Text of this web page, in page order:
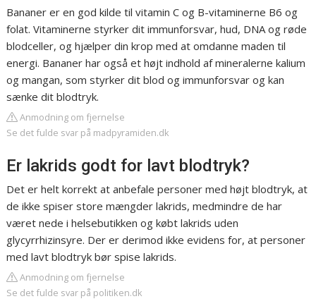
Bananer er en god kilde til vitamin C og B-vitaminerne B6 og
folat. Vitaminerne styrker dit immunforsvar, hud, DNA og røde
blodceller, og hjælper din krop med at omdanne maden til
energi. Bananer har også et højt indhold af mineralerne kalium
og mangan, som styrker dit blod og immunforsvar og kan
sænke dit blodtryk.
Anmodning om fjernelse
Se det fulde svar på madpyramiden.dk
Er lakrids godt for lavt blodtryk?
Det er helt korrekt at anbefale personer med højt blodtryk, at
de ikke spiser store mængder lakrids, medmindre de har
været nede i helsebutikken og købt lakrids uden
glycyrrhizinsyre. Der er derimod ikke evidens for, at personer
med lavt blodtryk bør spise lakrids.
Anmodning om fjernelse
Se det fulde svar på politiken.dk